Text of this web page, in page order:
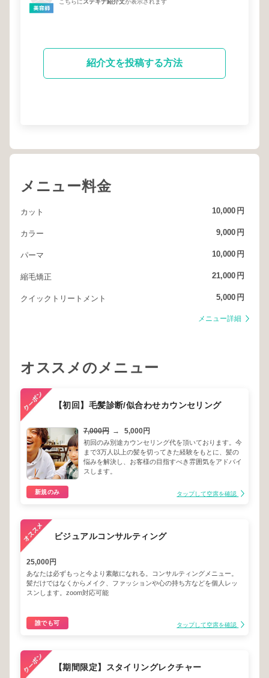
こちらにステキナ紹介文が表示されます
紹介文を投稿する方法
メニュー料金
カット 10,000 円
カラー 9,000 円
パーマ 10,000 円
縮毛矯正 21,000 円
クイックトリートメント 5,000 円
メニュー詳細
オススメのメニュー
【初回】毛髪診断/似合わせカウンセリング
7,000円 → 5,000円
初回のみ別途カウンセリング代を頂いております。今
まで3万人以上の髪を切ってきた経験をもとに、髪の
悩みを解決し、お客様の目指すべき雰囲気をアドバイ
スします。
新規のみ タップして空席を確認
ビジュアルコンサルティング
25,000円
あなたは必ずもっと今より素敵になれる。コンサルティングメニュー。
髪だけではなくからメイク、ファッションや心の持ち方などを個人レッ
スンします。zoom対応可能
誰でも可 タップして空席を確認
【期間限定】スタイリングレクチャー